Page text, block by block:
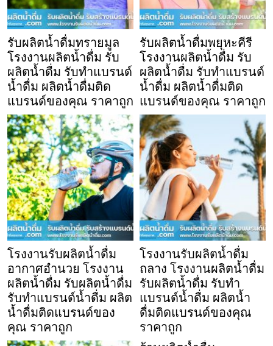
รับผลิตน้ำดื่มทรายมูล
โรงงานผลิตน้ำดื่ม รับ
ผลิตน้ำดื่ม รับทำแบรนด์
น้ำดื่ม ผลิตน้ำดื่มติด
แบรนด์ของคุณ ราคาถูก
รับผลิตน้ำดื่มพยุหะคีรี
โรงงานผลิตน้ำดื่ม รับ
ผลิตน้ำดื่ม รับทำแบรนด์
น้ำดื่ม ผลิตน้ำดื่มติด
แบรนด์ของคุณ ราคาถูก
โรงงานรับผลิตน้ำดื่ม
อากาศอำนวย โรงงาน
ผลิตน้ำดื่ม รับผลิตน้ำดื่ม
รับทำแบรนด์น้ำดื่ม ผลิต
น้ำดื่มติดแบรนด์ของ
คุณ ราคาถูก
โรงงานรับผลิตน้ำดื่ม
ถลาง โรงงานผลิตน้ำดื่ม
รับผลิตน้ำดื่ม รับทำ
แบรนด์น้ำดื่ม ผลิตน้ำ
ดื่มติดแบรนด์ของคุณ
ราคาถูก